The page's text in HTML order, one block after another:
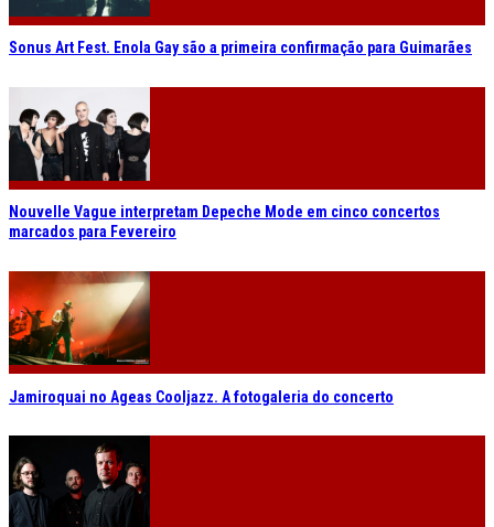
Sonus Art Fest. Enola Gay são a primeira confirmação para Guimarães
Nouvelle Vague interpretam Depeche Mode em cinco concertos
marcados para Fevereiro
Jamiroquai no Ageas Cooljazz. A fotogaleria do concerto